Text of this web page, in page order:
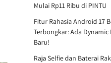
Mulai Rp11 Ribu di PINTU
Fitur Rahasia Android 17
Terbongkar: Ada
Baru!
Raja Selfie dan Baterai